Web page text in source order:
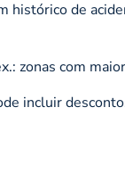
histórico de
zonas com
incluir